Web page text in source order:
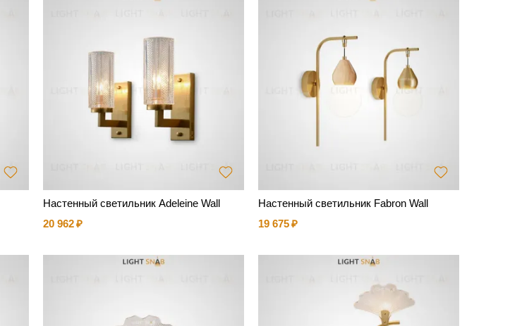
Настенный светильник Adeleine Wall
20 962
Настенный светильник Fabron Wall
19 675